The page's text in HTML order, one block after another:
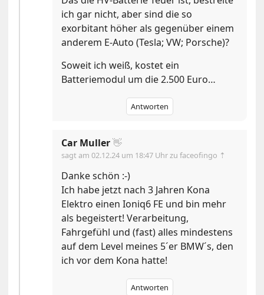
ich gar nicht, aber sind die so
exorbitant höher als gegenüber einem
anderem E-Auto (Tesla; VW; Porsche)?
Soweit ich weiß, kostet ein
Batteriemodul um die 2.500 Euro…
Antworten
Car Muller👋
sagt am02.12.24 um 18:47 Uhr zu faceofingo ⇡
Danke schön :-)
Ich habe jetzt nach 3 Jahren Kona
Elektro einen Ioniq6 FE und bin mehr
als begeistert! Verarbeitung,
Fahrgefühl und (fast) alles mindestens
auf dem Level meines 5´er BMW´s, den
ich vor dem Kona hatte!
Antworten